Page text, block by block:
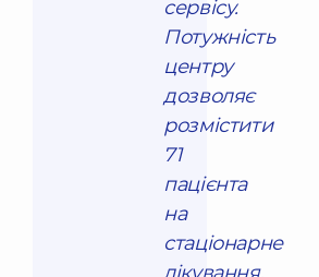
сервісу.
Потужність
центру
дозволяє
розмістити
71
пацієнта
на
стаціонарне